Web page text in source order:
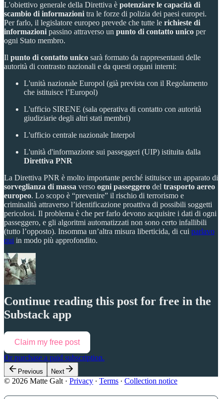
L'obiettivo generale della Direttiva è potenziare le capacità di
scambio di informazionitra le forze di polizia dei paesi europei.
Per farlo, il legislatore europeo prevede che tutte le richieste di
informazionipassino attraverso un punto di contatto unico per
ogni Stato membro.
Il punto di contatto unico sarà formato da rappresentanti delle
autorità di contrasto nazionali e da questi organi interni:
L'unità nazionale Europol (già prevista con il Regolamento
che istituisce l’Europol)
L'ufficio SIRENE (sala operativa di contatto con autorità
giudiziarie degli altri stati membri)
L'ufficio centrale nazionale Interpol
L'unità d'informazione sui passeggeri (UIP) istituita dalla
Direttiva PNR
La Direttiva PNR è molto importante perché istituisce un apparato di
sorveglianza di massa verso ogni passeggero del trasporto aereo
europeo. Lo scopo è “prevenire” il rischio di terrorismo e
criminalità attraverso l’identificazione proattiva di possibili soggetti
pericolosi. Il problema è che per farlo devono acquisire i dati di ogni
passeggero, e gli algoritmi automatizzati non sono certo infallibili
(tutto l’opposto). Insomma un’altra misura liberticida, di cui parlavo
qui in modo più approfondito.
Continue reading this post for free in the
Substack app
Claim my free post
Or purchase a paid subscription.
Previous Next
© 2026 Matte Galt · Privacy ∙ Terms ∙ Collection notice